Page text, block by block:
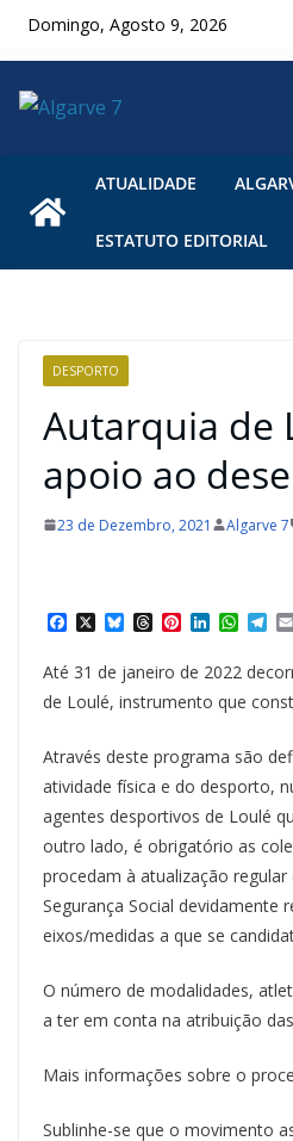
SkipDomingo, Agosto 9, 2026
ATUALIDADE
ESTATUTO EDITORIAL
DESPORTO
Autarquia de
apoio ao
23 de Dezembro, 2021 Algarve 7
a
e
b
o
k
X B
u
e
s
k
T
h
r
e
a
d
P
n
t
e
r
s
t
L
n
k
e
d
n
W
h
a
t
s
A
p
T
e
e
g
r
m
Até 31 de janeiro de 2022
de Loulé, instrumento que
Através deste programa são
atividade física e do desporto,
agentes desportivos de Loulé
outro lado, é obrigatório as
procedam à atualização
Segurança Social devidamente
eixos/medidas a que se
O número de modalidades,
a ter em conta na atribuição
Mais informações sobre o
Sublinhe-se que o movimento